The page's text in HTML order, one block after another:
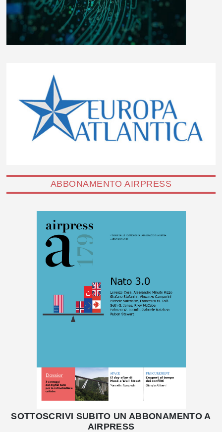
ABBONAMENTO AIRPRESS
SOTTOSCRIVI SUBITO UN ABBONAMENTO A
AIRPRESS